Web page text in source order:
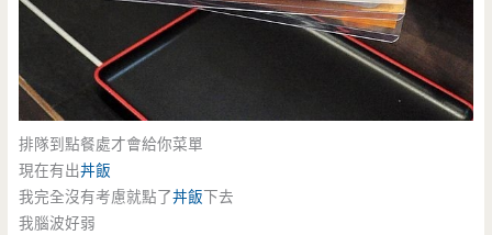
排隊到點餐處才會給你菜單
現在有出丼飯
我完全沒有考慮就點了丼飯下去
我腦波好弱